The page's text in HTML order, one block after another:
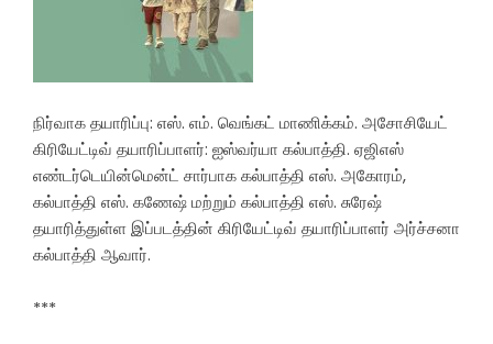
நிர்வாக தயாரிப்பு: எஸ். எம். வெங்கட் மாணிக்கம். அசோசியேட்
கிரியேட்டிவ் தயாரிப்பாளர்: ஐஸ்வர்யா கல்பாத்தி. ஏஜிஎஸ்
எண்டர்டெயின்மென்ட் சார்பாக கல்பாத்தி எஸ். அகோரம்,
கல்பாத்தி எஸ். கணேஷ் மற்றும் கல்பாத்தி எஸ். சுரேஷ்
தயாரித்துள்ள இப்படத்தின் கிரியேட்டிவ் தயாரிப்பாளர் அர்ச்சனா
கல்பாத்தி ஆவார்.
***